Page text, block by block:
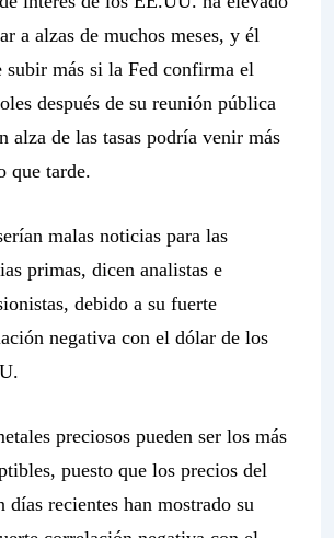
a alzas de muchos meses, y él
subir más si la Fed confirma el
después de su reunión pública
alza de las tasas podría venir más
que tarde.
malas noticias para las
primas, dicen analistas e
debido a su fuerte
negativa con el dólar de los
preciosos pueden ser los más
puesto que los precios del
días recientes han mostrado su